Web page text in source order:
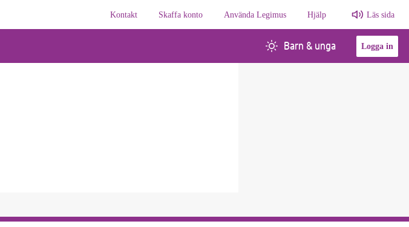
Kontakt
Skaffa konto Använda Legimus Hjälp Läs sida
Barn & unga Logga in